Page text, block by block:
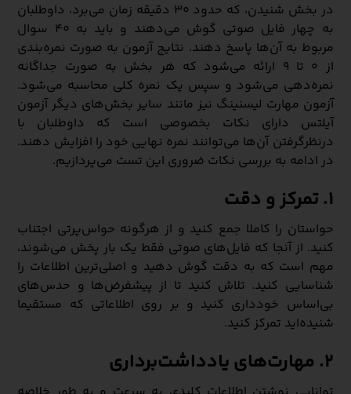
در بخش شنیدن، که حدود ۳۰ دقیقه زمان می‌برد، داوطلبان
به چهار فایل صوتی گوش می‌دهند و باید به ۴۰ سوال
مربوط به آن‌ها پاسخ دهند. نتایج آزمون به صورت نمره‌بندی
از ۰ تا ۹ ارائه می‌شود که هر بخش به صورت جداگانه
نمره‌دهی می‌شود و سپس یک نمره کلی محاسبه می‌شود.
آزمون مهارت لیسنینگ نیز مانند سایر بخش‌های دیگر آزمون
آیلتس دارای نکات بخصوصی است که داوطلبان با
درنظرگرفتن آن‌ها می‌توانند نمره نهایی خود را افزایش دهند.
در ادامه به بررسی نکات ضروری این تست می‌پردازیم.
1. تمرکز و دقت
حواستان را کاملا جمع کنید و از هرگونه حواس‌پرتی اجتناب
کنید. از آنجا که فایل‌های صوتی فقط یک بار پخش می‌شوند،
مهم است که به دقت گوش دهید و اصلی‌ترین اطلاعات را
شناسایی کنید. تلاش کنید تا از پیشفرض‌ها و حدس‌های
بی‌اساس خودداری کنید و بر روی اطلاعاتی که مستقیما
شنیده‌اید تمرکز کنید.
2. مهارت‌های یادداشت‌برداری